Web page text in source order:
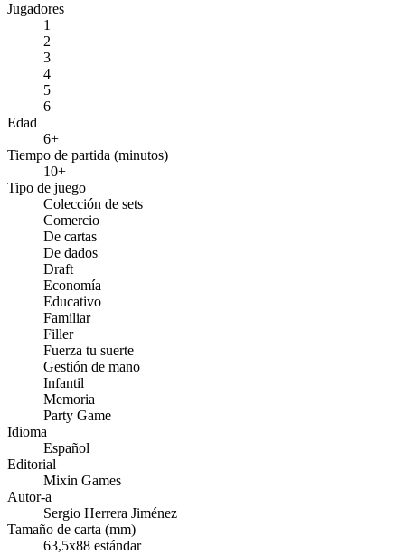
Jugadores
1
2
3
4
5
6
Edad
6+
Tiempo de partida (minutos)
10+
Tipo de juego
Colección de sets
Comercio
De cartas
De dados
Draft
Economía
Educativo
Familiar
Filler
Fuerza tu suerte
Gestión de mano
Infantil
Memoria
Party Game
Idioma
Español
Editorial
Mixin Games
Autor-a
Sergio Herrera Jiménez
Tamaño de carta (mm)
63,5x88 estándar